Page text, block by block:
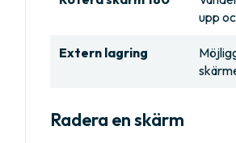
upp
Extern lagring
Radera en skärm